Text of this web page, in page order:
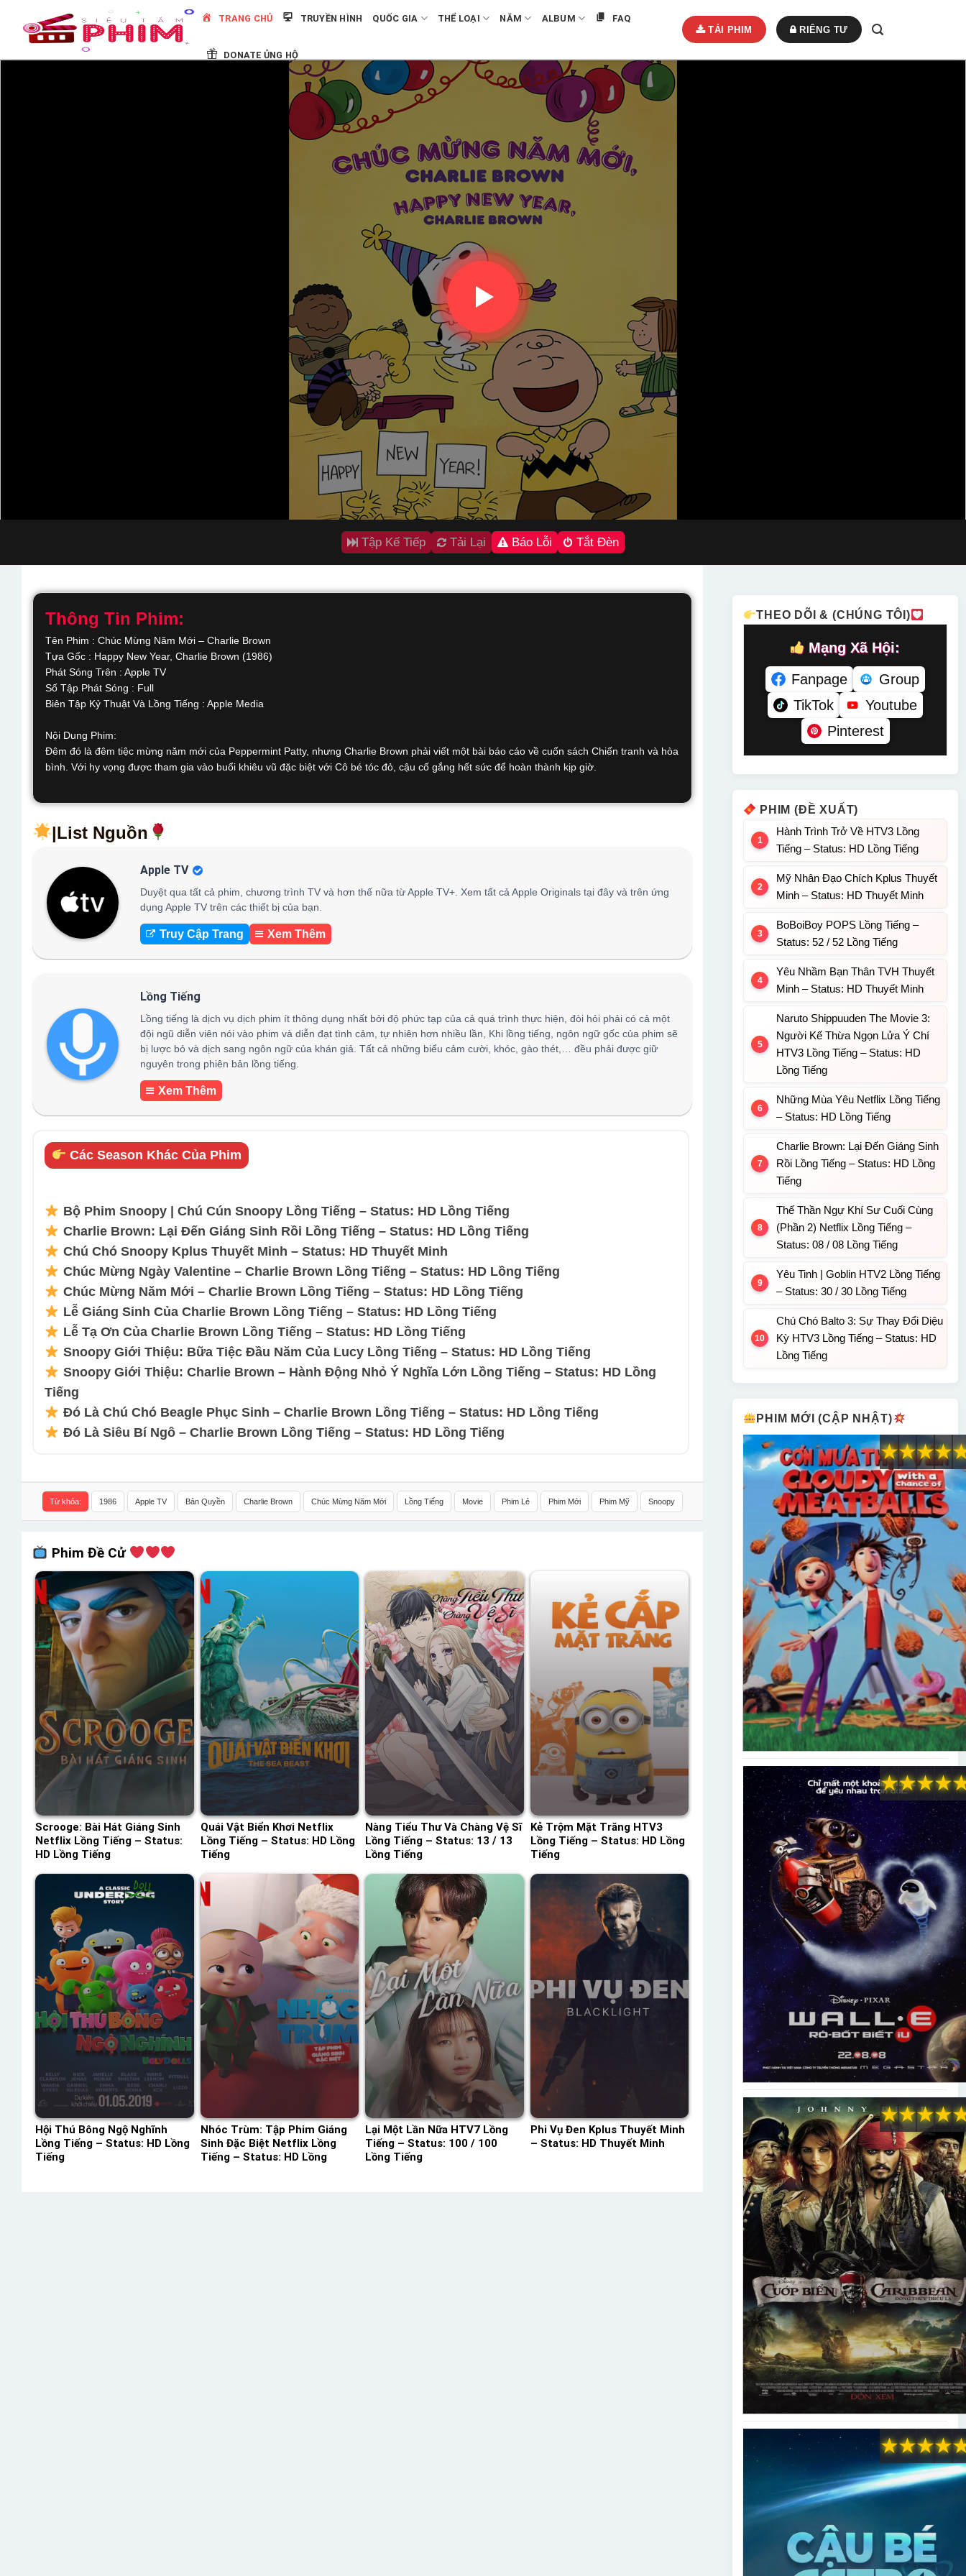
TRANG CHỦ TRUYỀN HÌNH QUỐC GIA THỂ LOẠI NĂM ALBUM FAQ
DONATE ỦNG HỘ
Tập Kế Tiếp Tải Lại Báo Lỗi Tắt Đèn
Thông Tin Phim:
Tên Phim : Chúc Mừng Năm Mới – Charlie Brown
Tựa Gốc : Happy New Year, Charlie Brown (1986)
Phát Sóng Trên : Apple TV
Số Tập Phát Sóng : Full
Biên Tập Kỷ Thuật Và Lồng Tiếng : Apple Media
Nội Dung Phim:
Đêm đó là đêm tiệc mừng năm mới của Peppermint Patty, nhưng Charlie Brown phải viết một bài báo cáo về cuốn sách Chiến tranh và hòa
bình. Với hy vọng được tham gia vào buổi khiêu vũ đặc biệt với Cô bé tóc đỏ, cậu cố gắng hết sức để hoàn thành kịp giờ.
|List Nguồn
Apple TV
Duyệt qua tất cả phim, chương trình TV và hơn thế nữa từ Apple TV+. Xem tất cả Apple Originals tại đây và trên ứng
dụng Apple TV trên các thiết bị của bạn.
Truy Cập Trang Xem Thêm
Lồng Tiếng
Lồng tiếng là dịch vụ dịch phim ít thông dụng nhất bởi độ phức tạp của cả quá trình thực hiện, đòi hỏi phải có cả một
đội ngũ diễn viên nói vào phim và diễn đạt tình cảm, tự nhiên hơn nhiều lần, Khi lồng tiếng, ngôn ngữ gốc của phim sẽ
bị lược bỏ và dịch sang ngôn ngữ của khán giả. Tất cả những biểu cảm cười, khóc, gào thét,… đều phải được giữ
nguyên trong phiên bản lồng tiếng.
Xem Thêm
Các Season Khác Của Phim
Bộ Phim Snoopy | Chú Cún Snoopy Lồng Tiếng – Status: HD Lồng Tiếng
Charlie Brown: Lại Đến Giáng Sinh Rồi Lồng Tiếng – Status: HD Lồng Tiếng
Chú Chó Snoopy Kplus Thuyết Minh – Status: HD Thuyết Minh
Chúc Mừng Ngày Valentine – Charlie Brown Lồng Tiếng – Status: HD Lồng Tiếng
Chúc Mừng Năm Mới – Charlie Brown Lồng Tiếng – Status: HD Lồng Tiếng
Lễ Giáng Sinh Của Charlie Brown Lồng Tiếng – Status: HD Lồng Tiếng
Lễ Tạ Ơn Của Charlie Brown Lồng Tiếng – Status: HD Lồng Tiếng
Snoopy Giới Thiệu: Bữa Tiệc Đầu Năm Của Lucy Lồng Tiếng – Status: HD Lồng Tiếng
Snoopy Giới Thiệu: Charlie Brown – Hành Động Nhỏ Ý Nghĩa Lớn Lồng Tiếng – Status: HD Lồng
Tiếng
Đó Là Chú Chó Beagle Phục Sinh – Charlie Brown Lồng Tiếng – Status: HD Lồng Tiếng
Đó Là Siêu Bí Ngô – Charlie Brown Lồng Tiếng – Status: HD Lồng Tiếng
Từ khóa: 1986 Apple TV Bản Quyền Charlie Brown Chúc Mừng Năm Mới Lồng Tiếng Movie Phim Lẻ Phim Mới Phim Mỹ Snoopy
Phim Đề Cử
Scrooge: Bài Hát Giáng Sinh
Netflix Lồng Tiếng – Status:
HD Lồng Tiếng
Quái Vật Biển Khơi Netflix
Lồng Tiếng – Status: HD Lồng
Tiếng
Nàng Tiểu Thư Và Chàng Vệ Sĩ
Lồng Tiếng – Status: 13 / 13
Lồng Tiếng
Kẻ Trộm Mặt Trăng HTV3
Lồng Tiếng – Status: HD Lồng
Tiếng
Hội Thú Bông Ngộ Nghĩnh
Lồng Tiếng – Status: HD Lồng
Tiếng
Nhóc Trùm: Tập Phim Giáng
Sinh Đặc Biệt Netflix Lồng
Tiếng – Status: HD Lồng
Lại Một Lần Nữa HTV7 Lồng
Tiếng – Status: 100 / 100
Lồng Tiếng
Phi Vụ Đen Kplus Thuyết Minh
– Status: HD Thuyết Minh
THEO DÕI & (CHÚNG TÔI)
Mạng Xã Hội:
Fanpage
Group
TikTok
Youtube
Pinterest
PHIM (ĐỀ XUẤT)
Hành Trình Trở Về HTV3 Lồng
Tiếng – Status: HD Lồng Tiếng
Mỹ Nhân Đạo Chích Kplus Thuyết
Minh – Status: HD Thuyết Minh
BoBoiBoy POPS Lồng Tiếng –
Status: 52 / 52 Lồng Tiếng
Yêu Nhầm Bạn Thân TVH Thuyết
Minh – Status: HD Thuyết Minh
Naruto Shippuuden The Movie 3:
Người Kế Thừa Ngọn Lửa Ý Chí
HTV3 Lồng Tiếng – Status: HD
Lồng Tiếng
Những Mùa Yêu Netflix Lồng Tiếng
– Status: HD Lồng Tiếng
Charlie Brown: Lại Đến Giáng Sinh
Rồi Lồng Tiếng – Status: HD Lồng
Tiếng
Thế Thần Ngự Khí Sư Cuối Cùng
(Phần 2) Netflix Lồng Tiếng –
Status: 08 / 08 Lồng Tiếng
Yêu Tinh | Goblin HTV2 Lồng Tiếng
– Status: 30 / 30 Lồng Tiếng
Chú Chó Balto 3: Sự Thay Đổi Diệu
Kỳ HTV3 Lồng Tiếng – Status: HD
Lồng Tiếng
PHIM MỚI (CẬP NHẬT)
★
★
★
★
★
★
★
★
★
★
★
★
★
★
★
★